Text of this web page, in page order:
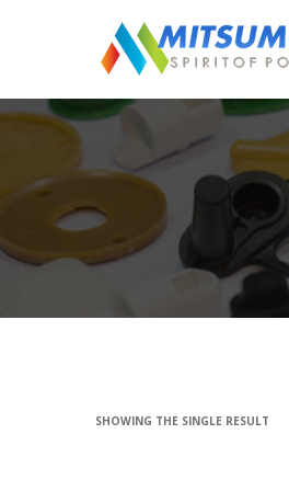
SHOWING THE SINGLE RESULT